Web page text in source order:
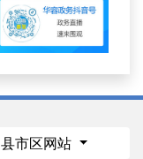
县市区网站